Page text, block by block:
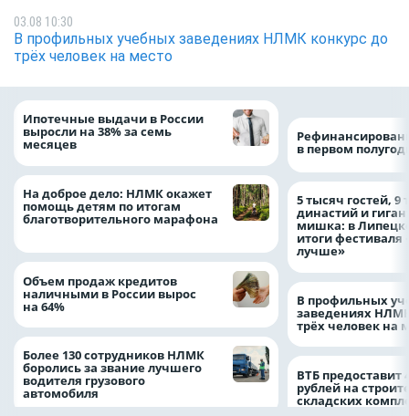
03.08 10:30
В профильных учебных заведениях НЛМК конкурс до
трёх человек на место
Ипотечные выдачи в России
выросли на 38% за семь
месяцев
На доброе дело: НЛМК окажет
помощь детям по итогам
благотворительного марафона
Объем продаж кредитов
наличными в России вырос
на 64%
Более 130 сотрудников НЛМК
боролись за звание лучшего
водителя грузового
автомобиля
в первом
5 тысяч гостей, 9
династий и
мишка: в
итоги фестиваля
лучше»
В профильных
заведениях
трёх человек на
ВТБ предоставит
рублей на
складских